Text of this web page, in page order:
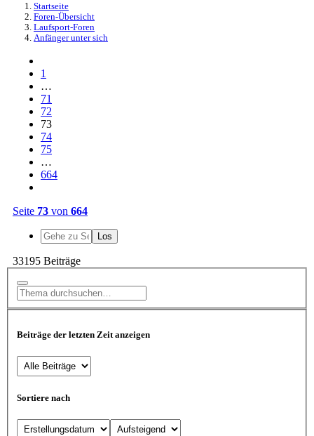
Startseite
Foren-Übersicht
Laufsport-Foren
Anfänger unter sich
1
…
71
72
73
74
75
…
664
Seite 73 von 664
33195 Beiträge
Beiträge der letzten Zeit anzeigen
Sortiere nach